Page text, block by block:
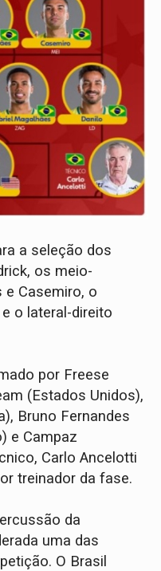
a seleção dos
os meio-
e Casemiro, o
o lateral-direito
por Freese
(Estados Unidos),
Bruno Fernandes
e Campaz
Carlo Ancelotti
treinador da fase.
da
uma das
O Brasil